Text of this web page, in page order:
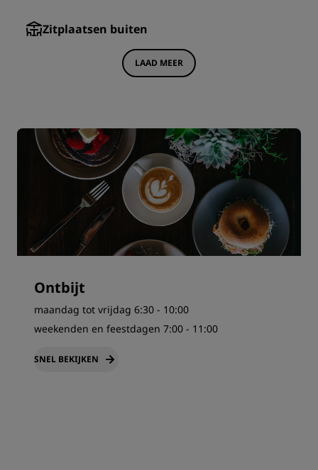
Zitplaatsen buiten
LAAD MEER
Ontbijt
maandag tot vrijdag 6:30 - 10:00
weekenden en feestdagen 7:00 - 11:00
SNEL BEKIJKEN